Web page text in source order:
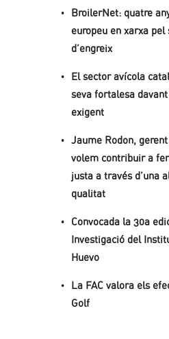
BroilerNet: quatre
europeu en xarxa
d’engreix
El sector avícola
seva fortalesa
exigent
Jaume Rodon,
volem contribuir a
justa a través d’una
qualitat
Convocada la 30a
Investigació del
Huevo
La FAC valora els
Golf